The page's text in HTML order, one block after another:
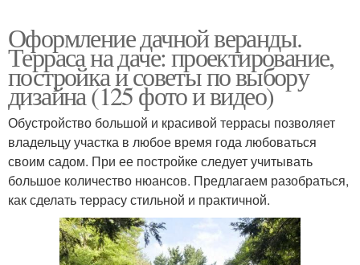
Оформление дачной веранды.
Терраса на даче: проектирование,
постройка и советы по выбору
дизайна (125 фото и видео)
Обустройство большой и красивой террасы позволяет
владельцу участка в любое время года любоваться
своим садом. При ее постройке следует учитывать
большое количество нюансов. Предлагаем разобраться,
как сделать террасу стильной и практичной.